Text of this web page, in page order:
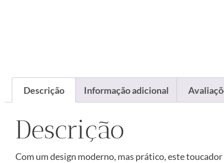
Descrição Informação adicional
Descrição
Com um design moderno, mas prático, este